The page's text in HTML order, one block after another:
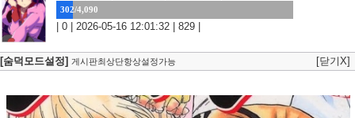
302/4,090
| 0 | 2026-05-16 12:01:32 | 829 |
[숨덕모드설정] 게시판최상단항상설정가능 [닫기X]